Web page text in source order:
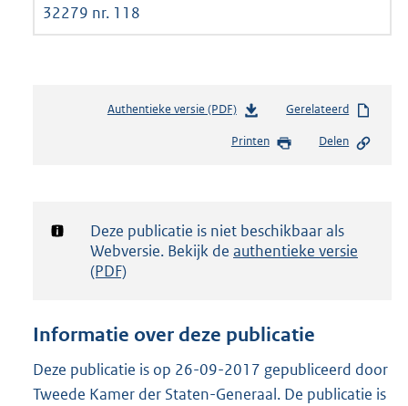
32279 nr. 118
Authentieke versie (PDF)b
s
d
g
t
e
:
Gerelateerd
Printen Delen
Notificatie:
Deze publicatie is niet beschikbaar als
Webversie. Bekijk de authentieke versie
(PDF)
Informatie over deze publicatie
Deze publicatie is op 26-09-2017 gepubliceerd door
Tweede Kamer der Staten-Generaal. De publicatie is